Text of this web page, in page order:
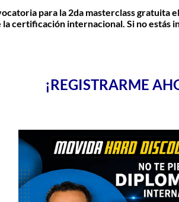
para la 2da masterclass gratuita
certificación internacional. Si no
¡REGISTRARME